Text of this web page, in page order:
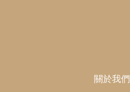
關於我們